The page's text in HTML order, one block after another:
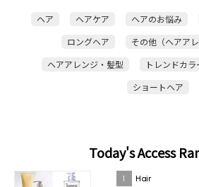
ヘア ヘアケア ヘアのお悩み
ロングヘア
その他（ヘアアレ
ヘアアレンジ・髪型
トレンドカラ
ショートヘア
Today's Access
1 Hair